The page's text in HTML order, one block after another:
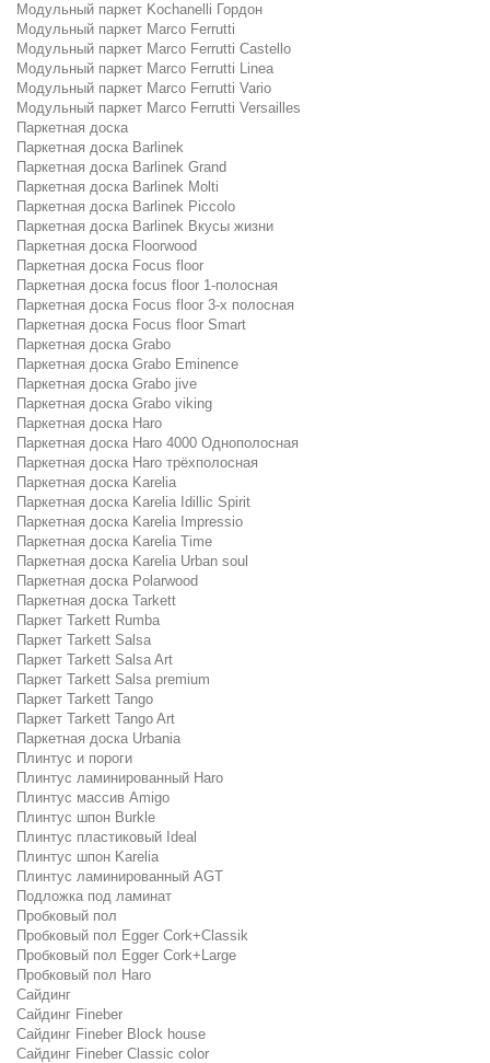
Модульный паркет Kochanelli Гордон
Модульный паркет Marco Ferrutti
Модульный паркет Marco Ferrutti Castello
Модульный паркет Marco Ferrutti Linea
Модульный паркет Marco Ferrutti Vario
Модульный паркет Marco Ferrutti Versailles
Паркетная доска
Паркетная доска Barlinek
Паркетная доска Barlinek Grand
Паркетная доска Barlinek Molti
Паркетная доска Barlinek Piccolo
Паркетная доска Barlinek Вкусы жизни
Паркетная доска Floorwood
Паркетная доска Focus floor
Паркетная доска focus floor 1-полосная
Паркетная доска Focus floor 3-х полосная
Паркетная доска Focus floor Smart
Паркетная доска Grabo
Паркетная доска Grabo Eminence
Паркетная доска Grabo jive
Паркетная доска Grabo viking
Паркетная доска Haro
Паркетная доска Haro 4000 Однополосная
Паркетная доска Haro трёхполосная
Паркетная доска Karelia
Паркетная доска Karelia Idillic Spirit
Паркетная доска Karelia Impressio
Паркетная доска Karelia Time
Паркетная доска Karelia Urban soul
Паркетная доска Polarwood
Паркетная доска Tarkett
Паркет Tarkett Rumba
Паркет Tarkett Salsa
Паркет Tarkett Salsa Art
Паркет Tarkett Salsa premium
Паркет Tarkett Tango
Паркет Tarkett Tango Art
Паркетная доска Urbania
Плинтус и пороги
Плинтус ламинированный Haro
Плинтус массив Amigo
Плинтус шпон Burkle
Плинтус пластиковый Ideal
Плинтус шпон Karelia
Плинтус ламинированный AGT
Подложка под ламинат
Пробковый пол
Пробковый пол Egger Cork+Classik
Пробковый пол Egger Cork+Large
Пробковый пол Haro
Сайдинг
Сайдинг Fineber
Сайдинг Fineber Block house
Сайдинг Fineber Classic color